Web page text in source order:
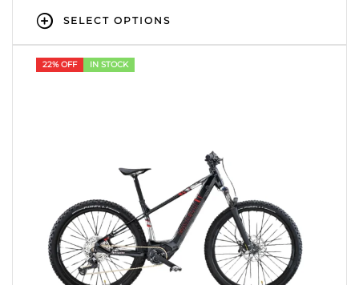
SELECT OPTIONS
22% OFF IN STOCK